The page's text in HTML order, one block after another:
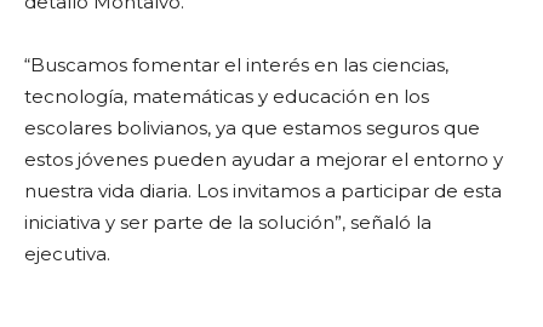
“Buscamos fomentar el interés en las ciencias,
tecnología, matemáticas y educación en los
escolares bolivianos, ya que estamos seguros que
estos jóvenes pueden ayudar a mejorar el entorno y
nuestra vida diaria. Los invitamos a participar de esta
iniciativa y ser parte de la solución”, señaló la
ejecutiva.